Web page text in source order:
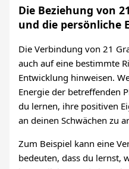
Die Beziehung von
und die persönliche
Die Verbindung von 21
auch auf eine bestimmte
Entwicklung hinweisen.
Energie der betreffenden
du lernen, ihre positiven
an deinen Schwächen zu
Zum Beispiel kann eine
bedeuten, dass du lernst,